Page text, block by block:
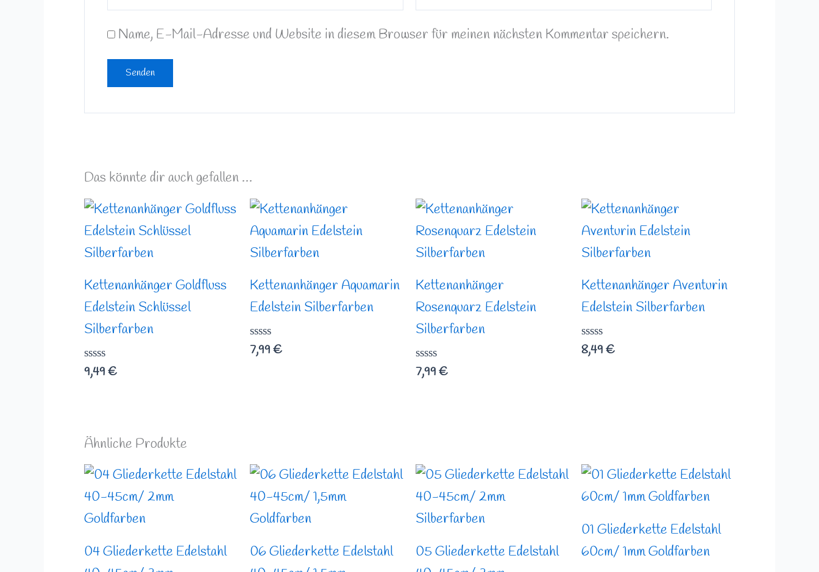
Name, E-Mail-Adresse und Website in diesem Browser für meinen nächsten Kommentar speichern.
Das könnte dir auch gefallen …
Kettenanhänger Goldfluss
Edelstein Schlüssel
Silberfarben
Bewertet
mit
9,49€
Kettenanhänger Aquamarin
Edelstein Silberfarben
Bewertet
mit
7,99€
Kettenanhänger
Rosenquarz Edelstein
Silberfarben
Bewertet
mit
7,99€
Kettenanhänger Aventurin
Edelstein Silberfarben
Bewertet
mit
8,49€
Ähnliche Produkte
04 Gliederkette Edelstahl
06 Gliederkette Edelstahl
05 Gliederkette Edelstahl
01 Gliederkette Edelstahl
60cm/ 1mm Goldfarben